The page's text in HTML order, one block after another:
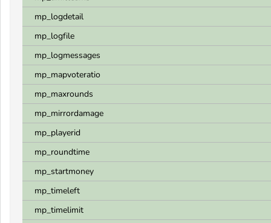
mp_logdetail
mp_logfile
mp_logmessages
mp_mapvoteratio
mp_maxrounds
mp_mirrordamage
mp_playerid
mp_roundtime
mp_startmoney
mp_timeleft
mp_timelimit